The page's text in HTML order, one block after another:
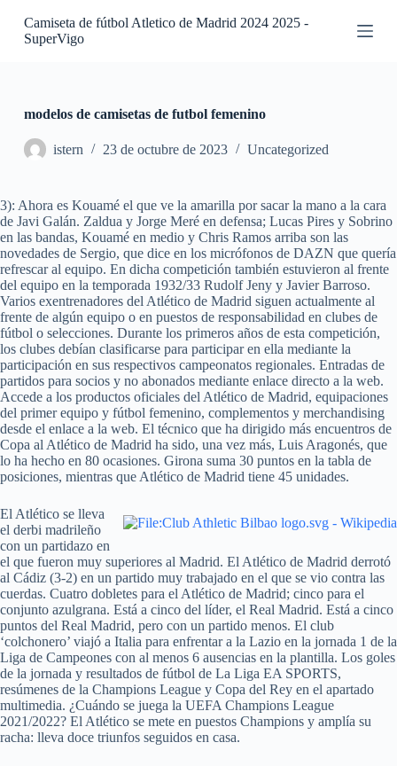
S
e
n
i
d
o
Camiseta de fútbol Atletico de Madrid 2024 2025 -
SuperVigo
modelos de camisetas de futbol femenino
istern 23 de octubre de 2023 Uncategorized
3): Ahora es Kouamé el que ve la amarilla por sacar la mano a la cara
de Javi Galán. Zaldua y Jorge Meré en defensa; Lucas Pires y Sobrino
en las bandas, Kouamé en medio y Chris Ramos arriba son las
novedades de Sergio, que dice en los micrófonos de DAZN que quería
refrescar al equipo. En dicha competición también estuvieron al frente
del equipo en la temporada 1932/33 Rudolf Jeny y Javier Barroso.
Varios exentrenadores del Atlético de Madrid siguen actualmente al
frente de algún equipo o en puestos de responsabilidad en clubes de
fútbol o selecciones. Durante los primeros años de esta competición,
los clubes debían clasificarse para participar en ella mediante la
participación en sus respectivos campeonatos regionales. Entradas de
partidos para socios y no abonados mediante enlace directo a la web.
Accede a los productos oficiales del Atlético de Madrid, equipaciones
del primer equipo y fútbol femenino, complementos y merchandising
desde el enlace a la web. El técnico que ha dirigido más encuentros de
Copa al Atlético de Madrid ha sido, una vez más, Luis Aragonés, que
lo ha hecho en 80 ocasiones. Girona suma 30 puntos en la tabla de
posiciones, mientras que Atlético de Madrid tiene 45 unidades.
El Atlético se lleva
el derbi madrileño
con un partidazo en
el que fueron muy superiores al Madrid. El Atlético de Madrid derrotó
al Cádiz (3-2) en un partido muy trabajado en el que se vio contra las
cuerdas. Cuatro dobletes para el Atlético de Madrid; cinco para el
conjunto azulgrana. Está a cinco del líder, el Real Madrid. Está a cinco
puntos del Real Madrid, pero con un partido menos. El club
‘colchonero’ viajó a Italia para enfrentar a la Lazio en la jornada 1 de la
Liga de Campeones con al menos 6 ausencias en la plantilla. Los goles
de la jornada y resultados de fútbol de La Liga EA SPORTS,
resúmenes de la Champions League y Copa del Rey en el apartado
multimedia. ¿Cuándo se juega la UEFA Champions League
2021/2022? El Atlético se mete en puestos Champions y amplía su
racha: lleva doce triunfos seguidos en casa.